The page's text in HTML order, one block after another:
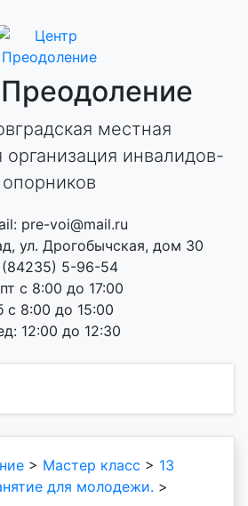
местная
инвалидов-
опорников
pre-voi@mail.ru
ул. Дрогобычская, дом 30
5-96-54
с 8:00 до 17:00
с 8:00 до 15:00
12:00 до 12:30
> Мастер класс > 13
для молодежи. >